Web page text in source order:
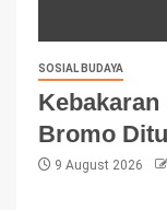
SOSIAL BUDAYA
Kebakaran
Bromo
9 August 2026